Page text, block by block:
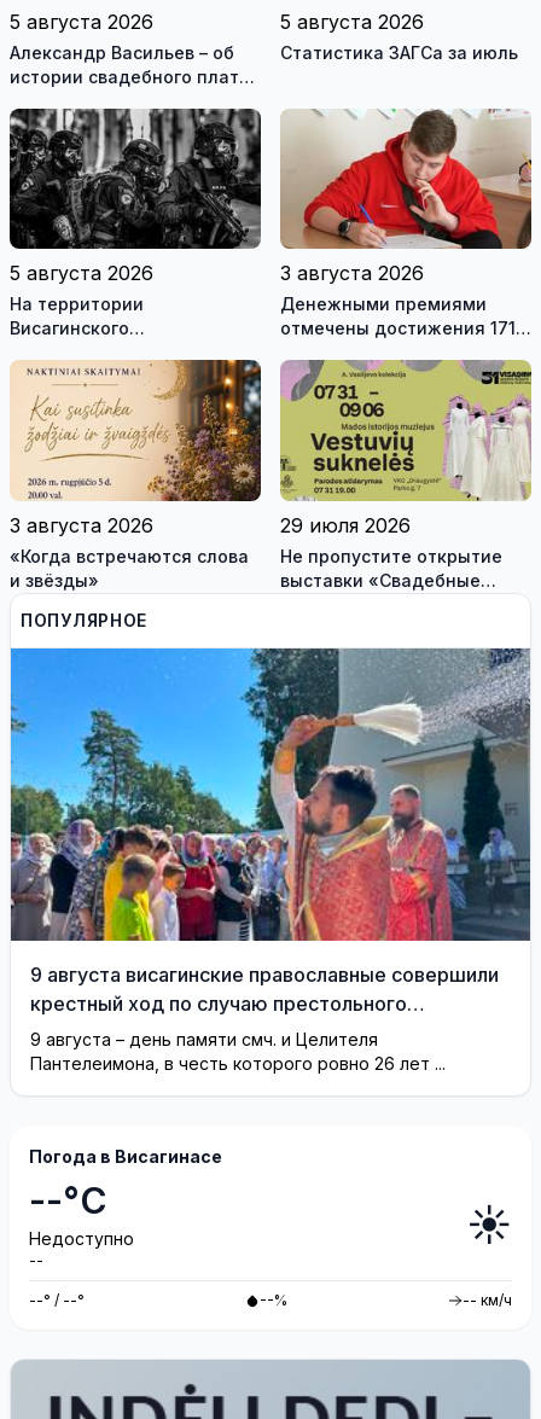
5 августа 2026
Александр Васильев – об
истории свадебного платья
истории моды (видео)
5 августа 2026
Статистика ЗАГСа за июль
5 августа 2026
На территории
Висагинского
международные
антитеррористические
учения «Baltic Shadow»
3 августа 2026
Денежными премиями
отмечены достижения 171
трех педагогов
3 августа 2026
«Когда встречаются слова
и звёзды»
29 июля 2026
Не пропустите открытие
выставки «Свадебные
платья» и лекцию историка
Васильева!
ПОПУЛЯРНОЕ
9 августа висагинские православные совершили
крестный ход по случаю престольного
праздника (фотогалерея)
9 августа – день памяти смч. и Целителя
Пантелеимона, в честь которого ровно 26 лет ...
Погода в Висагинасе
--°C
Недоступно
--
☀️
--° / --° --% -- км/ч